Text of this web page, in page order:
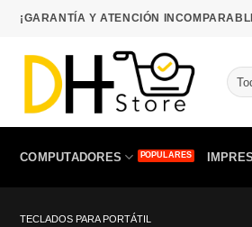
Saltar
contenido
¡GARANTÍA Y ATENCIÓN
COMPUTADORES
TECLADOS PARA PORTÁTIL